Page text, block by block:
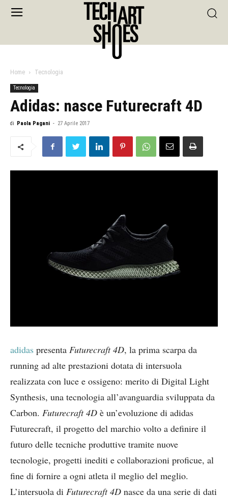
Home Tecnologia
Tecnologia
Adidas: nasce Futurecraft 4D
di Paola Pagani - 27 Aprile 2017
adidas presenta Futurecraft 4D, la prima scarpa da
running ad alte prestazioni dotata di intersuola
realizzata con luce e ossigeno: merito di Digital Light
Synthesis, una tecnologia all’avanguardia sviluppata da
Carbon. Futurecraft 4D è un’evoluzione di adidas
Futurecraft, il progetto del marchio volto a definire il
futuro delle tecniche produttive tramite nuove
tecnologie, progetti inediti e collaborazioni proficue, al
fine di fornire a ogni atleta il meglio del meglio.
L’intersuola di Futurecraft 4D nasce da una serie di dati